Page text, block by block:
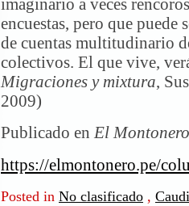
imaginario a veces
encuestas, pero que
de cuentas multitudinario
colectivos. El que vive,
Migraciones y mixtura,
2009)
Publicado en El Montonero
https://elmontonero.pe/
Posted in No clasificado ,